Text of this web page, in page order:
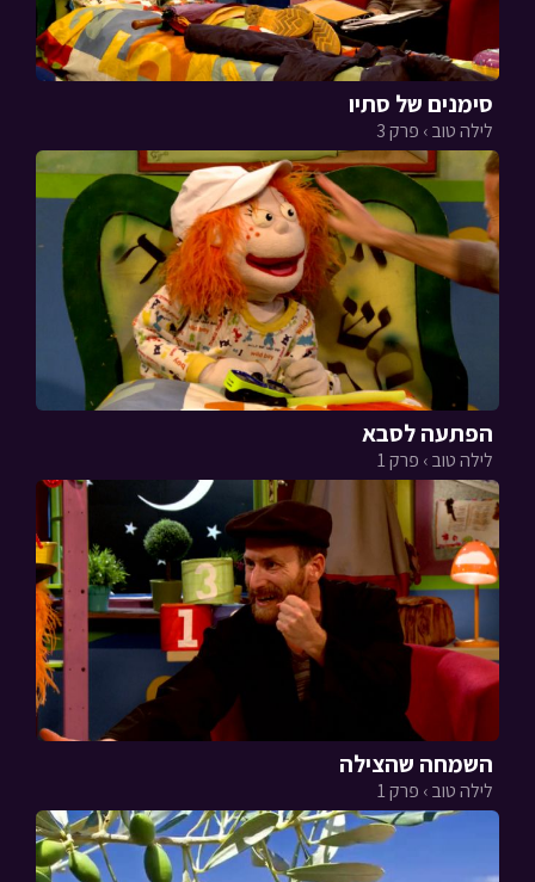
סימנים של סתיו
לילה טוב › פרק 3
הפתעה לסבא
לילה טוב › פרק 1
השמחה שהצילה
לילה טוב › פרק 1